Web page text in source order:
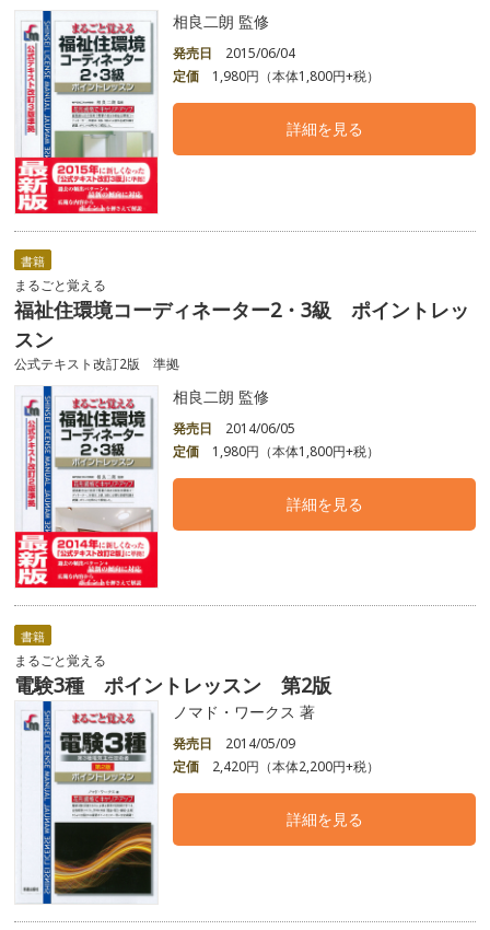
相良二朗 監修
発売日
2015/06/04
定価
1,980円（本体1,800円+税）
詳細を見る
書籍
まるごと覚える
福祉住環境コーディネーター2・3級 ポイントレッ
スン
公式テキスト改訂2版 準拠
相良二朗 監修
発売日
2014/06/05
定価
1,980円（本体1,800円+税）
詳細を見る
書籍
まるごと覚える
電験3種 ポイントレッスン 第2版
ノマド・ワークス 著
発売日
2014/05/09
定価
2,420円（本体2,200円+税）
詳細を見る